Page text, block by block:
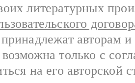
литературных
авторам
только с
на его авторской